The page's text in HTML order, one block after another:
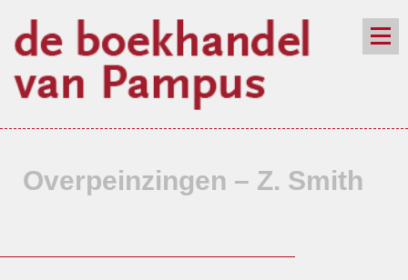
nieuwsbrief
Overpeinzingen – Z. Smith